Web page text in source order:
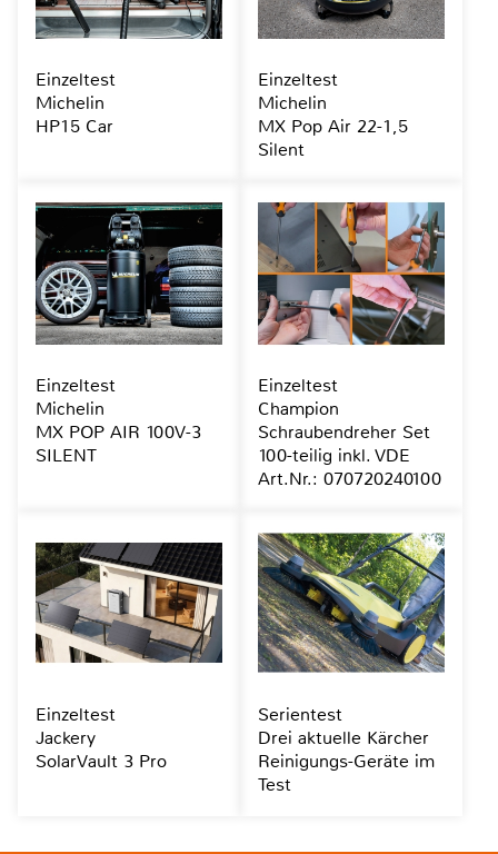
Einzeltest
Michelin
HP15 Car
Einzeltest
Michelin
MX Pop Air 22-1,5
Silent
Einzeltest
Michelin
MX POP AIR 100V-3
SILENT
Einzeltest
Champion
Schraubendreher Set
100-teilig inkl. VDE
Art.Nr.: 070720240100
Einzeltest
Jackery
SolarVault 3 Pro
Serientest
Drei aktuelle Kärcher
Reinigungs-Geräte im
Test